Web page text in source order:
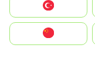
United States
中國香港特別行政區